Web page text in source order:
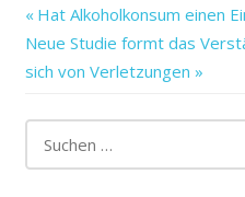
Depression
Erste
FDA
Vorheriger
Beitrag:
Hat Alkoholkonsum einen
Nächster
Beitrag:
Neue Studie formt das
sich von Verletzungen